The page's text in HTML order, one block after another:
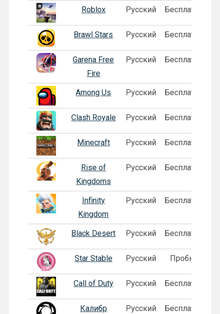
Roblox Русский Бесплатная
Brawl Stars Русский Бесплатная
Garena Free
Fire
Русский Бесплатная
Among Us Русский Бесплатная
Clash Royale Русский Бесплатная
Minecraft Русский Бесплатная
Rise of
Kingdoms
Русский Бесплатная
Infinity
Kingdom
Русский Бесплатная
Black Desert Русский Бесплатная
Star Stable Русский Пробная
Call of Duty Русский Бесплатная
Калибр Русский Бесплатная